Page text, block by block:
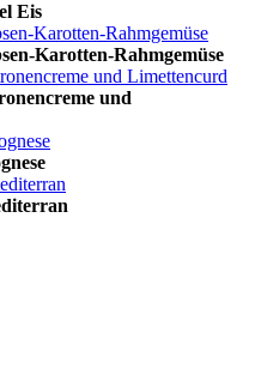
Eis
Karotten-Rahmgemüse
und